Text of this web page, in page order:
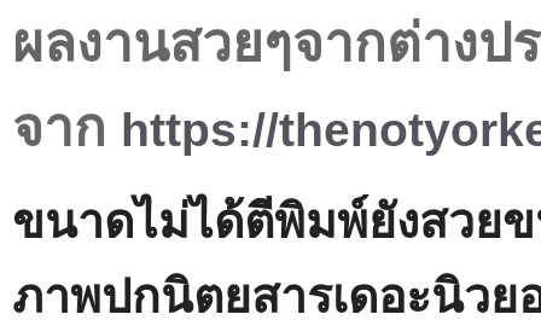
ผลงานสวยๆจากต่างป
จาก https://
ขนาดไม่ได้ตีพิมพ์ยังสวย
ภาพปกนิตยสารเดอะนิวย